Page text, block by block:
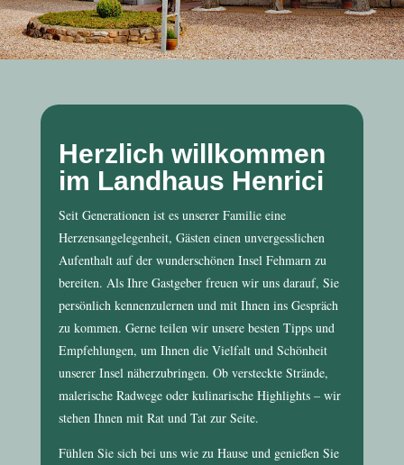
Herzlich willkommen
im Landhaus Henrici
Seit Generationen ist es unserer Familie eine
Herzensangelegenheit, Gästen einen unvergesslichen
Aufenthalt auf der wunderschönen Insel Fehmarn zu
bereiten. Als Ihre Gastgeber freuen wir uns darauf, Sie
persönlich kennenzulernen und mit Ihnen ins Gespräch
zu kommen. Gerne teilen wir unsere besten Tipps und
Empfehlungen, um Ihnen die Vielfalt und Schönheit
unserer Insel näherzubringen. Ob versteckte Strände,
malerische Radwege oder kulinarische Highlights – wir
stehen Ihnen mit Rat und Tat zur Seite.
Fühlen Sie sich bei uns wie zu Hause und genießen Sie